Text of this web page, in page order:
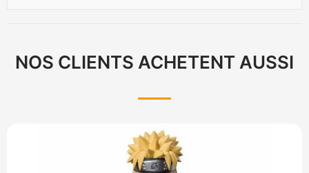
NOS CLIENTS ACHETENT AUSSI